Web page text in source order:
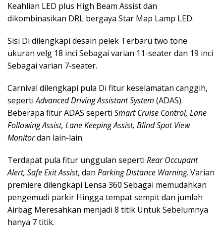
Keahlian LED plus High Beam Assist dan
dikombinasikan DRL bergaya Star Map Lamp LED.
Sisi Di dilengkapi desain pelek Terbaru two tone
ukuran velg 18 inci Sebagai varian 11-seater dan 19 inci
Sebagai varian 7-seater.
Carnival dilengkapi pula Di fitur keselamatan canggih,
sepertiAdvanced Driving Assistant System (ADAS).
Beberapa fitur ADAS seperti Smart Cruise Control, Lane
Following Assist, Lane Keeping Assist, Blind Spot View
Monitordan lain-lain.
Terdapat pula fitur unggulan seperti Rear Occupant
Alert, Safe Exit Assist, dan Parking Distance Warning. Varian
premiere dilengkapi Lensa 360 Sebagai memudahkan
pengemudi parkir Hingga tempat sempit dan jumlah
Airbag Meresahkan menjadi 8 titik Untuk Sebelumnya
hanya 7 titik.